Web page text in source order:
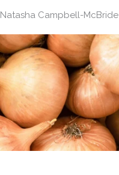
Natasha Campbell-McBride